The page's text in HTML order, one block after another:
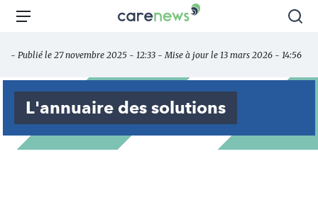
Aller
principal
Carenews,
des
acteurs
l'engagement
Menu
- Publié le 27 novembre 2025 - 12:33 - Mise à jour le 13 mars 2026 - 14:56
L'annuaire des solutions